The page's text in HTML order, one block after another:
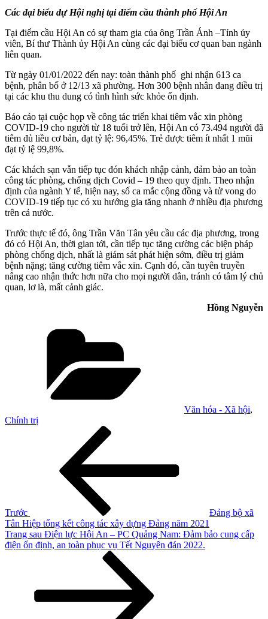
Các đại biểu dự Hội nghị tại điểm cầu thành phố Hội An
Tại điểm cầu Hội An có sự tham gia của ông Trần Ánh –Tỉnh ủy
viên, Bí thư Thành ủy Hội An cùng các đại biểu cơ quan ban ngành
liên quan.
Từ ngày 01/01/2022 đến nay: toàn thành phố ghi nhận 613 ca
bệnh, phân bố ở 12/13 xã phường. Hơn 300 bệnh nhân đang điều trị
tại các khu thu dung có tình hình sức khỏe ổn định.
Báo cáo tại cuộc họp về công tác triển khai tiêm vắc xin phòng
COVID-19 cho người từ 18 tuổi trở lên, Hội An có 73.494 người đã
tiêm đủ liều cơ bản, đạt tỷ lệ: 96,45%. Trẻ được tiêm ít nhất 1 mũi
đạt tỷ lệ 99,8%.
Các khách sạn vẫn tiếp tục đón khách nhập cảnh, đảm bảo an toàn
công tác phòng, chống dịch Covid – 19 theo quy định. Theo nhận
định của ngành Y tế, hiện nay, số ca mắc cộng đồng và tử vong do
COVID-19 tiếp tục có xu hướng gia tăng nhanh ở nhiều địa phương
trên cả nước.
Trước thực tế đó, ông Trần Văn Tân yêu cầu các địa phương, trong
đó có Hội An, thời gian tới, cần tiếp tục tăng cường các biện pháp
phòng chống dịch, nhất là giám sát phát hiện sớm, điều trị giảm
bệnh nặng; tăng cường tiêm vắc xin. Cạnh đó, cần tuyên truyền
nâng cao nhận thức hơn nữa cho mọi người dân, tránh có tâm lý chủ
quan, lơ là, mất cảnh giác.
Hồng Nguyễn
Văn hóa - Xã hội,
Chính trị
Trước
Đảng bộ xã
Tân Hiệp tổng kết công tác xây dựng Đảng năm 2021
Bài
tiếp
Trang sau Điện lực Hội An – PC Quảng Nam: Đảm bảo cung cấp
điện ổn định, an toàn phục vụ Tết Nguyên đán 2022.